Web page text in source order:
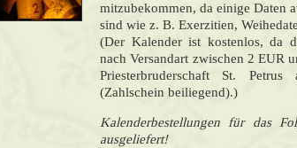
mitzubekommen, da einige Daten
sind wie z. B. Exerzitien,
(Der Kalender ist kostenlos, da
nach Versandart zwischen 2 EUR
Priesterbruderschaft St.
(Zahlschein beiliegend).)
Kalenderbestellungen für das
ausgeliefert!